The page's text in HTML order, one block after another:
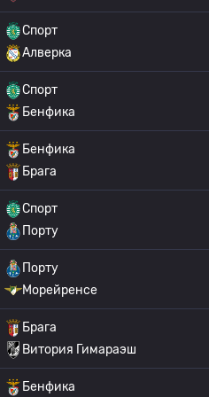
Спорт
Алверка
Спорт
Бенфика
Бенфика
Брага
Спорт
Порту
Порту
Морейренсе
Брага
Витория Гимараэш
Бенфика